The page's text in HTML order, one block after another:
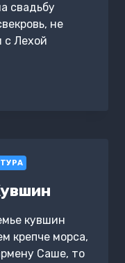
свадьбу
не
с Лехой
кувшин
крепче морса,
Саше, то